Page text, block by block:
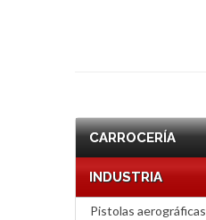
CARROCERÍA
INDUSTRIA
Pistolas aerográficas